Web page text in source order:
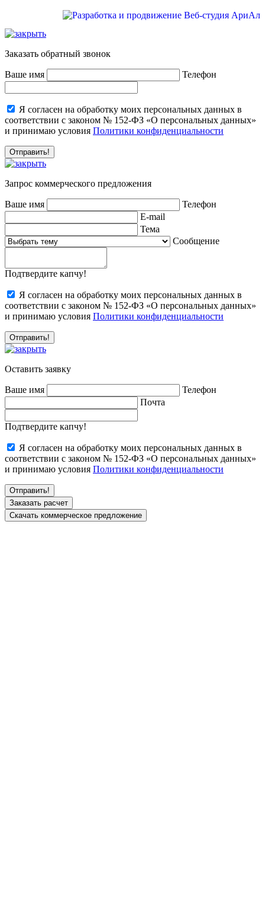
Заказать обратный звонок
Ваше имя Телефон
Я согласен на обработку моих персональных данных в
соответствии с законом № 152-ФЗ «О персональных данных»
и принимаю условия Политики конфиденциальности
Запрос коммерческого предложения
Ваше имя
Телефон
E-mail
Тема
Сообщение
Подтвердите капчу!
Я согласен на обработку моих персональных данных в
соответствии с законом № 152-ФЗ «О персональных данных»
и принимаю условия Политики конфиденциальности
Оставить заявку
Ваше имя
Телефон
Почта
Подтвердите капчу!
Я согласен на обработку моих персональных данных в
соответствии с законом № 152-ФЗ «О персональных данных»
и принимаю условия Политики конфиденциальности
Заказать расчет
Скачать коммерческое предложение